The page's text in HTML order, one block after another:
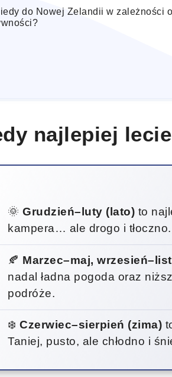
do Nowej Zelandii w zależności
najlepiej
🌞Grudzień–luty (lato) to
kampera… ale drogo i tłoczno.
🍂 Marzec–maj,
nadal ładna pogoda oraz
podróże.
❄️Czerwiec–sierpień (zima)
Taniej, pusto, ale chłodno i